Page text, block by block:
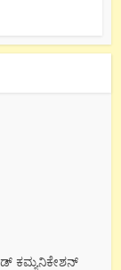
ಕಮ್ಯನಿಕೇಶನ್